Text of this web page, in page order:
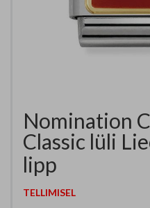
Nomination
Classic lüli
lipp
TELLIMISEL